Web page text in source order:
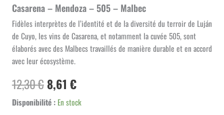
Casarena – Mendoza – 505 – Malbec
Fidèles interprètes de l’identité et de la diversité du terroir de Luján
de Cuyo, les vins de Casarena, et notamment la cuvée 505, sont
élaborés avec des Malbecs travaillés de manière durable et en accord
avec leur écosystème.
12,30€ Le
prix
8,61 €Le
prix
Disponibilité : En stock